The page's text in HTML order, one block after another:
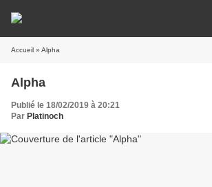
Accueil » Alpha
Alpha
Publié le 18/02/2019 à 20:21
Par Platinoch